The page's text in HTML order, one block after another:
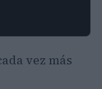
vez más